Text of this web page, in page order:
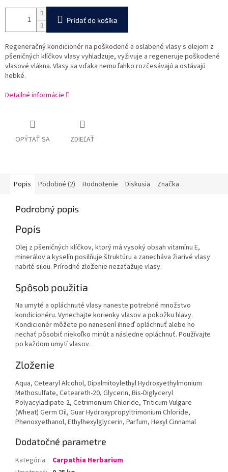
Pridať do košíka
Regeneračný kondicionér na poškodené a oslabené vlasy s olejom z
pšeničných klíčkov vlasy vyhladzuje, vyživuje a regeneruje poškodené
vlasové vlákna. Vlasy sa vďaka nemu ľahko rozčesávajú a ostávajú
hebké.
Detailné informácie
OPÝTAŤ SA ZDIEĽAŤ
Popis Podobné (2) Hodnotenie Diskusia Značka
Podrobný popis
Popis
Olej z pšeničných klíčkov, ktorý má vysoký obsah vitamínu E,
minerálov a kyselín posilňuje štruktúru a zanecháva žiarivé vlasy
nabité silou. Prírodné zloženie nezaťažuje vlasy.
Spôsob použitia
Na umyté a opláchnuté vlasy naneste potrebné množstvo
kondicionéru. Vynechajte korienky vlasov a pokožku hlavy.
Kondicionér môžete po nanesení ihneď opláchnuť alebo ho
nechať pôsobiť niekoľko minút a následne opláchnuť. Používajte
po každom umytí vlasov.
Zloženie
Aqua, Cetearyl Alcohol, Dipalmitoylethyl Hydroxyethylmonium
Methosulfate, Ceteareth-20, Glycerin, Bis-Diglyceryl
Polyacyladipate-2, Cetrimonium Chloride, Triticum Vulgare
(Wheat) Germ Oil, Guar Hydroxypropyltrimonium Chloride,
Phenoxyethanol, Ethylhexylglycerin, Parfum, Hexyl Cinnamal
Dodatočné parametre
Kategória:
Carpathia Herbarium